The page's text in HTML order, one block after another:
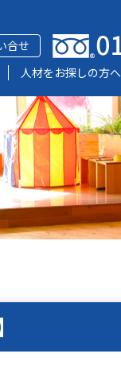
合せ
人材をお探しの方へ